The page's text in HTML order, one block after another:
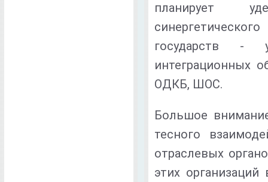
планирует
государств -
интеграционных
ОДКБ, ШОС.
Большое
тесного
отраслевых
этих